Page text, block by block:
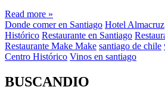
Read more »
Donde comer en Santiago Hotel Almacruz
Histórico Restaurante en Santiago
Restaurante Make Make santiago de chile
Centro Histórico Vinos en santiago
BUSCANDIO